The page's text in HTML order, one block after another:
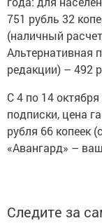
751 рубль 32
(наличный
Альтернативная
редакции) – 492
С 4 по 14
подписки, цена
рубля 66 копеек
«Авангард» –
Следите за